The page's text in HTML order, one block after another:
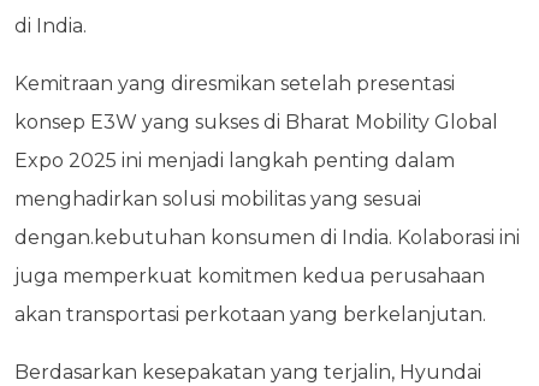
di India.
Kemitraan yang diresmikan setelah presentasi
konsep E3W yang sukses di Bharat Mobility Global
Expo 2025 ini menjadi langkah penting dalam
menghadirkan solusi mobilitas yang sesuai
dengan.kebutuhan konsumen di India. Kolaborasi ini
juga memperkuat komitmen kedua perusahaan
akan transportasi perkotaan yang berkelanjutan.
Berdasarkan kesepakatan yang terjalin, Hyundai